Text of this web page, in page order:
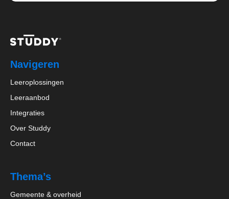
Navigeren
Leeroplossingen
Leeraanbod
Integraties
Over Studdy
Contact
Thema’s
Gemeente & overheid